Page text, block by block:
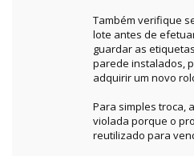
Também verifique
lote antes de
guardar as
parede instalados,
adquirir um novo
Para simples troca,
violada porque o
reutilizado para